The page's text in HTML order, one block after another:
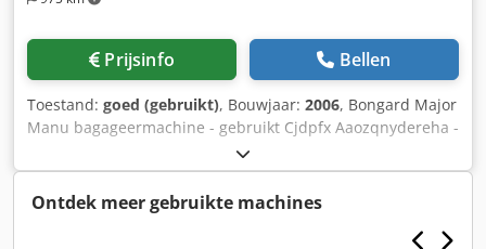
Prijsinfo Bellen
Toestand: goed (gebruikt), Bouwjaar: 2006, Bongard Major
Manu bagageermachine - gebruikt Cjdpfx Aaozqnydereha -
bouwjaar 2006 - machine van de productielijn - technisch
in goede staat - spanning 400 V - motorvermogen 0,55 kW -
af te halen in het magazijn / optie voor verzending - prijs
Ontdek meer gebruikte machines